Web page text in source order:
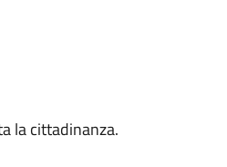
la cittadinanza.